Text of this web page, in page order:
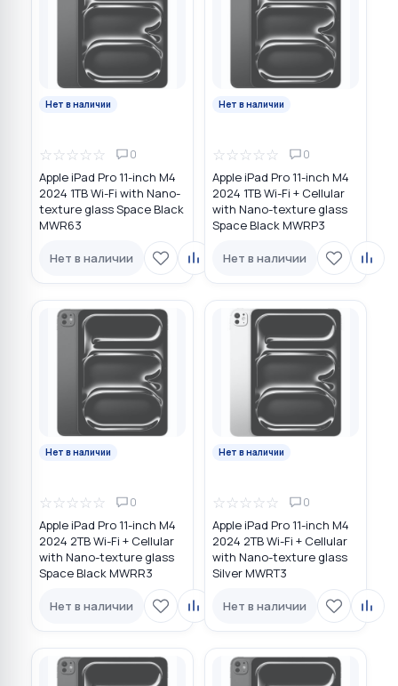
Нет в наличии
☆☆☆☆☆ 0
Apple iPad Pro 11-inch M4
2024 1TB Wi-Fi with Nano-
texture glass Space Black
MWR63
Нет в наличии
Нет в наличии
☆☆☆☆☆ 0
Apple iPad Pro 11-inch M4
2024 1TB Wi-Fi + Cellular
with Nano-texture glass
Space Black MWRP3
Нет в наличии
Нет в наличии
☆☆☆☆☆ 0
Apple iPad Pro 11-inch M4
2024 2TB Wi-Fi + Cellular
with Nano-texture glass
Space Black MWRR3
Нет в наличии
Нет в наличии
☆☆☆☆☆ 0
Apple iPad Pro 11-inch M4
2024 2TB Wi-Fi + Cellular
with Nano-texture glass
Silver MWRT3
Нет в наличии